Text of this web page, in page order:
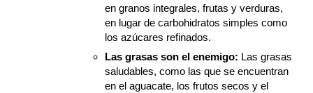
en granos integrales, frutas y verduras,
en lugar de carbohidratos simples como
los azúcares refinados.
Las grasas son el enemigo: Las grasas
saludables, como las que se encuentran
en el aguacate, los frutos secos y el